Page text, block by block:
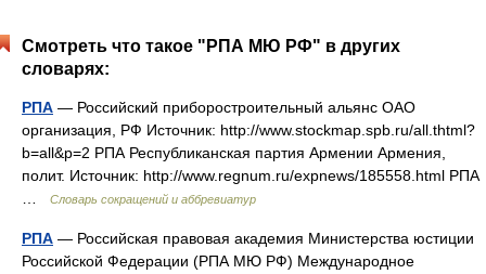
Смотреть что такое "РПА МЮ РФ" в других
словарях:
РПА — Российский приборостроительный альянс ОАО
организация, РФ Источник: http://www.stockmap.spb.ru/all.thtml?
b=all&p=2 РПА Республиканская партия Армении Армения,
полит. Источник: http://www.regnum.ru/expnews/185558.html РПА
Словарь сокращений и аббревиатур
РПА — Российская правовая академия Министерства юстиции
Российской Федерации (РПА МЮ РФ) Международное